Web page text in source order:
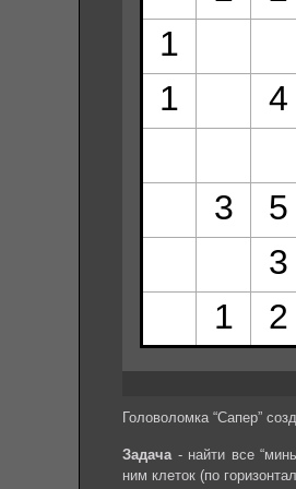
Головоломка “Сапер”
Задача- найти все
ним клеток (по